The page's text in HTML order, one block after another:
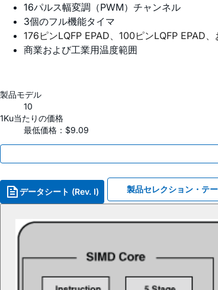
16パルス幅変調（PWM）チャンネル
3個のフル機能タイマ
176ピンLQFP EPAD、100ピンLQFP EPAD
商業および工業用温度範囲
製品モデル
10
1Ku当たりの価格
最低価格：$9.09
データシート (Rev. I) 製品セレクション・テ